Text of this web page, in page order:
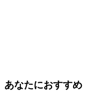
あなたにおすすめ